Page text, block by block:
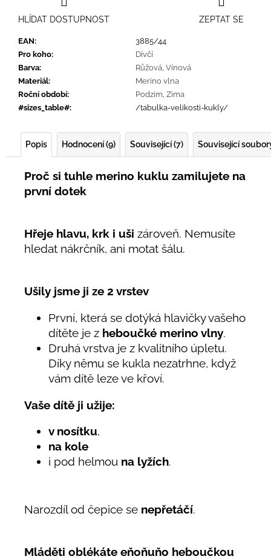
EAN:
3885/44
Pro koho:
Dívčí
Barva: Růžová, Vínová
Materiál:
Merino vlna
Roční období: Podzim, Zima
#sizes_table#: /tabulka-velikosti-kukly/
ZEPTAT SE
HLÍDAT DOSTUPNOST
Popis Hodnocení (9) Související (7) Související
Proč si tuhle merino kuklu zamilujete na
první dotek
Hřeje hlavu, krk i uši zároveň. Nemusíte
hledat nákrčník, ani motat šálu.
Ušily jsme ji ze 2 vrstev
První, která se dotýká hlavičky vašeho
dítěte je z heboučké merino vlny.
Druhá vrstva je z kvalitního úpletu.
Díky němu se kukla nezatrhne, když
vám dítě leze ve křoví.
Vaše dítě ji užije:
v nosítku,
na kole
i pod helmou na lyžích.
Narozdíl od čepice se nepřetáčí.
Mláděti oblékáte eňoňuňo heboučkou